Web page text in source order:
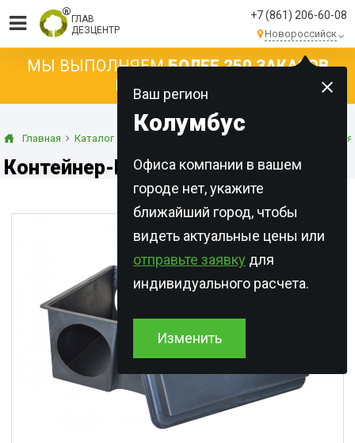
ГЛАВ
ДЕЗЦЕНТР
+7 (861) 206-60-08
Новороссийск
Ваш регион
Колумбус
Офиса компании в вашем
городе нет, укажите
ближайший город, чтобы
видеть актуальные цены или
отправьте заявку для
индивидуального расчета.
Изменить
МЫ ВЫПОЛНЯЕМБОЛЕЕ 250 ЗАКАЗОВ
КАЖДЫЙ ДЕНЬ!
Главная Каталог Оборудование Контейнеры для
Контейнер-К, Серый